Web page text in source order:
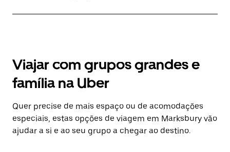
Viajar com grupos grandes e
família na Uber
Quer precise de mais espaço ou de acomodações
especiais, estas opções de viagem em Marksbury vão
ajudar a si e ao seu grupo a chegar ao destino.